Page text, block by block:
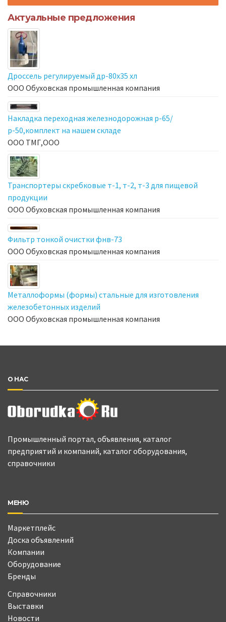
Актуальные предложения
Дроссель регулируемый др-80х35 хл
ООО Обуховская промышленная компания
Накладка переходная железнодорожная р-65/
р-50,комплект на нашем складе
ООО ТМГ,ООО
Транспортеры скребковые т-1, т-2, т-3 для пищевой
продукции
ООО Обуховская промышленная компания
Фильтр тонкой очистки фнв-73
ООО Обуховская промышленная компания
Металлоформы (формы) стальные для изготовления
железобетонных изделий
ООО Обуховская промышленная компания
О НАС
Промышленный портал, объявления, каталог
предприятий и компаний, каталог оборудования,
справочники
МЕНЮ
Маркетплейс
Доска объявлений
Компании
Оборудование
Бренды
Справочники
Выставки
Новости